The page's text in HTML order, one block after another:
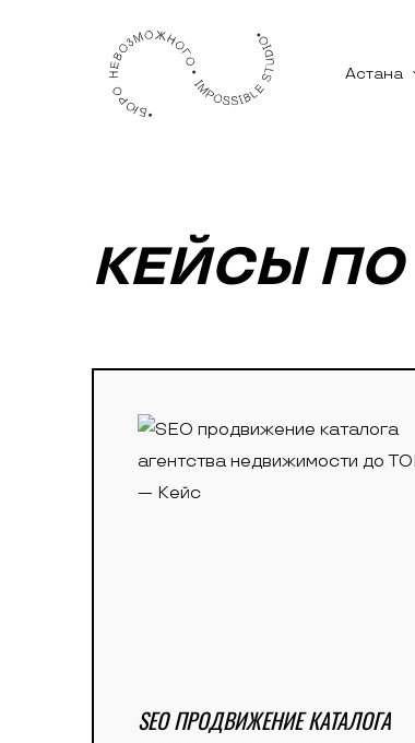
Астана
КЕЙСЫ
SEO ПРОДВИЖЕНИЕ КАТАЛОГА